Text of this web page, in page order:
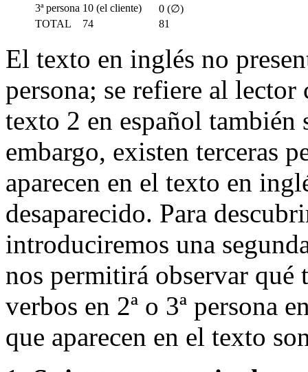
3ª persona 10 (el cliente)
0 (∅)
TOTAL
74 81
El texto en inglés no
persona; se refiere al
texto 2 en español
embargo, existen terceras
aparecen en el texto en
desaparecido. Para
introduciremos una
nos permitirá observar qué
verbos en 2ª o 3ª persona
que aparecen en el texto